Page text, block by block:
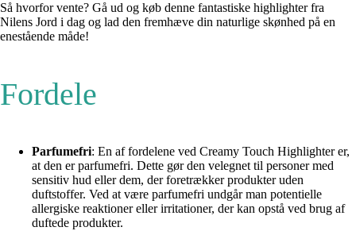
Så hvorfor vente? Gå ud og køb denne fantastiske highlighter fra
Nilens Jord i dag og lad den fremhæve din naturlige skønhed på en
enestående måde!
Fordele
Parfumefri: En af fordelene ved Creamy Touch Highlighter er,
at den er parfumefri. Dette gør den velegnet til personer med
sensitiv hud eller dem, der foretrækker produkter uden
duftstoffer. Ved at være parfumefri undgår man potentielle
allergiske reaktioner eller irritationer, der kan opstå ved brug af
duftede produkter.